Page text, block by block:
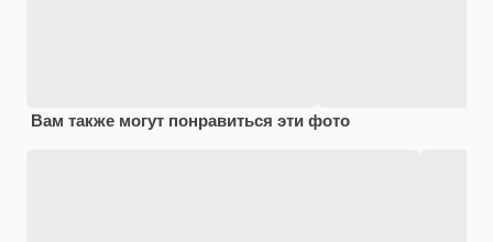
Вам также могут понравиться эти фото